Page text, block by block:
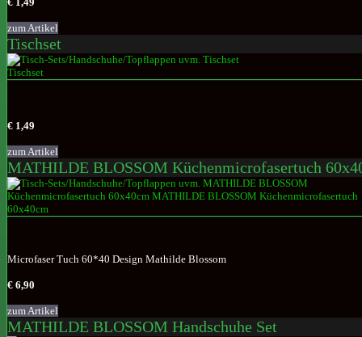
zum Artikel
Tischset
€ 1,49
zum Artikel
MATHILDE BLOSSOM Küchenmicrofasertuch
Microfaser Tuch 60*40 Design Mathilde Blossom
€ 6,90
zum Artikel
MATHILDE BLOSSOM Handschuhe Set